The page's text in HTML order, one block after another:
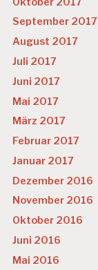
September 2017
August 2017
Juli 2017
Juni 2017
Mai 2017
März 2017
Februar 2017
Januar 2017
Dezember 2016
November 2016
Oktober 2016
Juni 2016
Mai 2016